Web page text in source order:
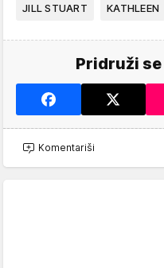
JILL STUART KATHLEEN
Pridruži se
Komentariši